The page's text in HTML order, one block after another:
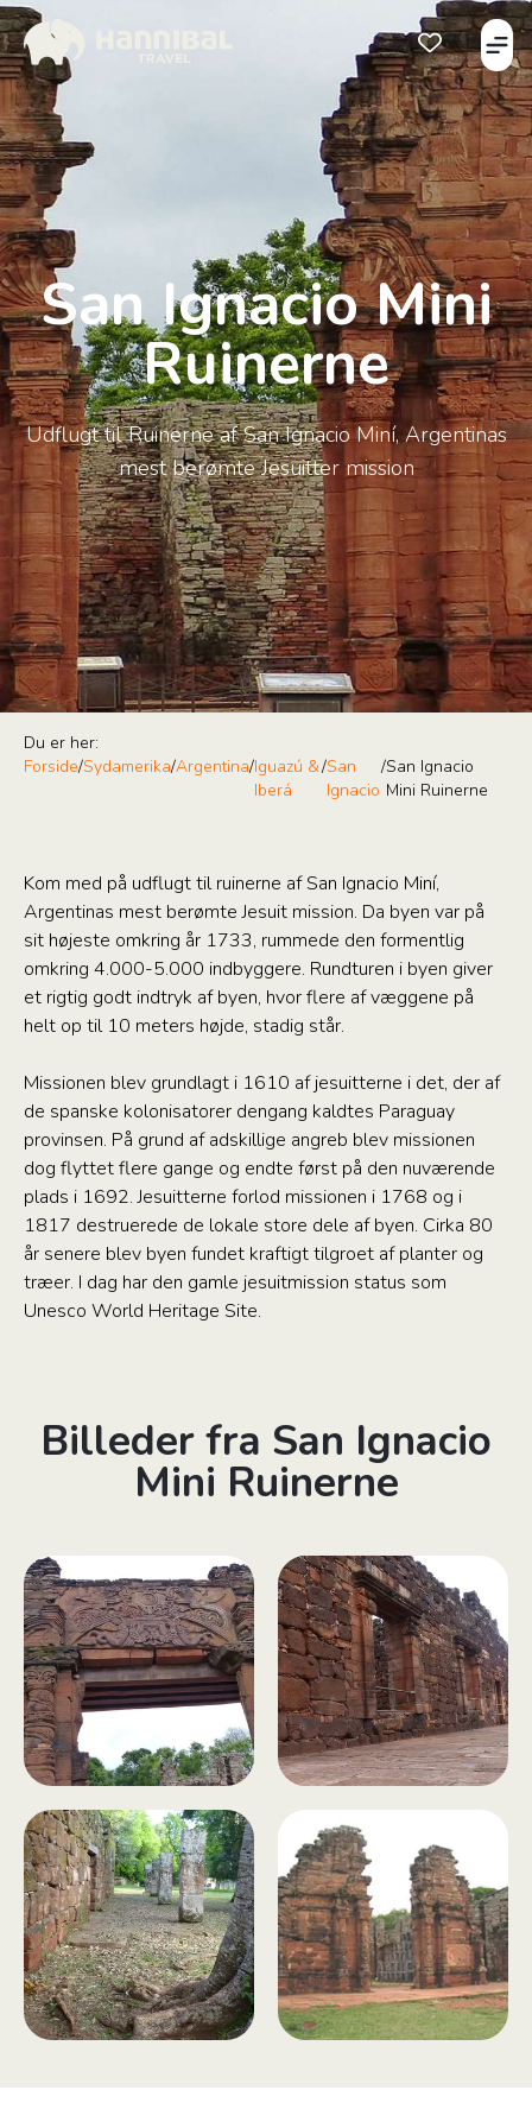
Åben
San Ignacio Mini
Ruinerne
Udflugt til Ruinerne af San Ignacio Miní, Argentinas
mest berømte Jesuitter mission
Du er her:
Forside/Sydamerika/Argentina/Iguazú &
Iberá
/San
Ignacio
/San Ignacio
Mini Ruinerne
Kom med på udflugt til ruinerne af San Ignacio Miní,
Argentinas mest berømte Jesuit mission. Da byen var på
sit højeste omkring år 1733, rummede den formentlig
omkring 4.000-5.000 indbyggere. Rundturen i byen giver
et rigtig godt indtryk af byen, hvor flere af væggene på
helt op til 10 meters højde, stadig står.
Missionen blev grundlagt i 1610 af jesuitterne i det, der af
de spanske kolonisatorer dengang kaldtes Paraguay
provinsen. På grund af adskillige angreb blev missionen
dog flyttet flere gange og endte først på den nuværende
plads i 1692. Jesuitterne forlod missionen i 1768 og i
1817 destruerede de lokale store dele af byen. Cirka 80
år senere blev byen fundet kraftigt tilgroet af planter og
træer. I dag har den gamle jesuitmission status som
Unesco World Heritage Site.
Billeder fra San Ignacio
Mini Ruinerne